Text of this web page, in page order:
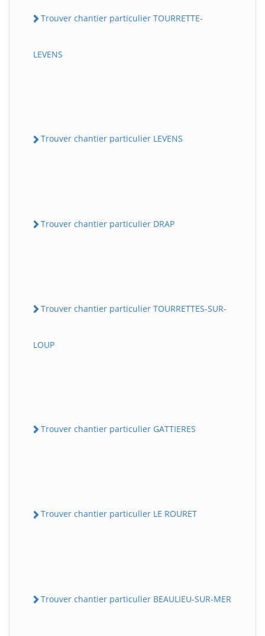
Trouver chantier particulier TOURRETTE-
LEVENS
Trouver chantier particulier LEVENS
Trouver chantier particulier DRAP
Trouver chantier particulier TOURRETTES-SUR-
LOUP
Trouver chantier particulier GATTIERES
Trouver chantier particulier LE ROURET
Trouver chantier particulier BEAULIEU-SUR-MER